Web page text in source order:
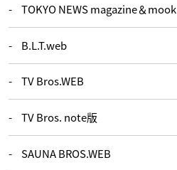
TOKYO NEWS magazine＆mook
B.L.T.web
TV Bros.WEB
TV Bros. note版
SAUNA BROS.WEB